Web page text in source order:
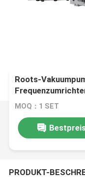
Roots-
Taschentuch-
MOQ：1 SET
PRODUKT-